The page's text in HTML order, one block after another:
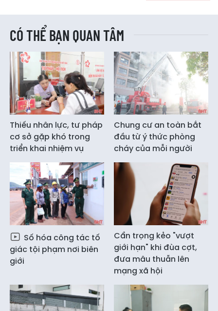
CÓ THỂ BẠN QUAN TÂM
Thiếu nhân lực, tư pháp
cơ sở gặp khó trong
triển khai nhiệm vụ
Chung cư an toàn bắt
đầu từ ý thức phòng
cháy của mỗi người
Số hóa công tác tố
giác tội phạm nơi biên
giới
Cẩn trọng kẻo "vượt
giới hạn" khi đùa cợt,
đưa mâu thuẫn lên
mạng xã hội